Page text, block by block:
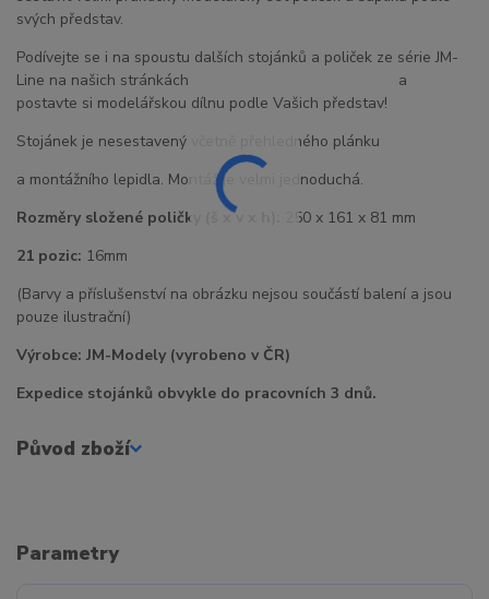
svých představ.
Podívejte se i na spoustu dalších stojánků a poliček ze série JM-
Line na našich stránkách a
postavte si modelářskou dílnu podle Vašich představ!
Stojánek je nesestavený včetně přehledného plánku
a montážního lepidla. Montáž je velmi jednoduchá.
Rozměry složené poličky (š x v x h):
250 x 161 x 81 mm
21 pozic: 16mm
(Barvy a příslušenství na obrázku nejsou součástí balení a jsou
pouze ilustrační)
Výrobce: JM-Modely (vyrobeno v ČR)
Expedice stojánků obvykle do pracovních 3 dnů.
Původ zboží
Parametry